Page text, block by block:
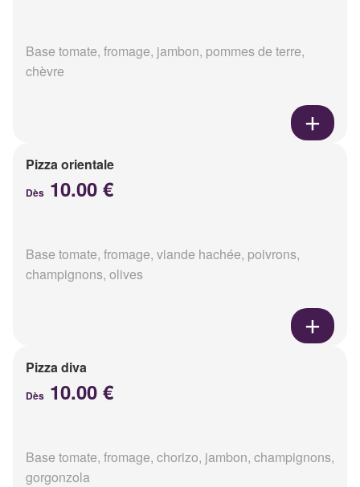
Base tomate, fromage, jambon, pommes de terre,
chèvre
Pizza orientale
Dès 10.00 €
Base tomate, fromage, viande hachée, poivrons,
champignons, olives
Pizza diva
Dès 10.00 €
Base tomate, fromage, chorizo, jambon, champignons,
gorgonzola